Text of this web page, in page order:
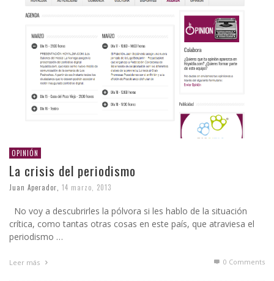
OPINIÓN
La crisis del periodismo
Juan Aperador 14 marzo, 2013
No voy a descubrirles la pólvora si les hablo de la situación
crítica, como tantas otras cosas en este país, que atraviesa el
periodismo …
Leer más 0 Comments